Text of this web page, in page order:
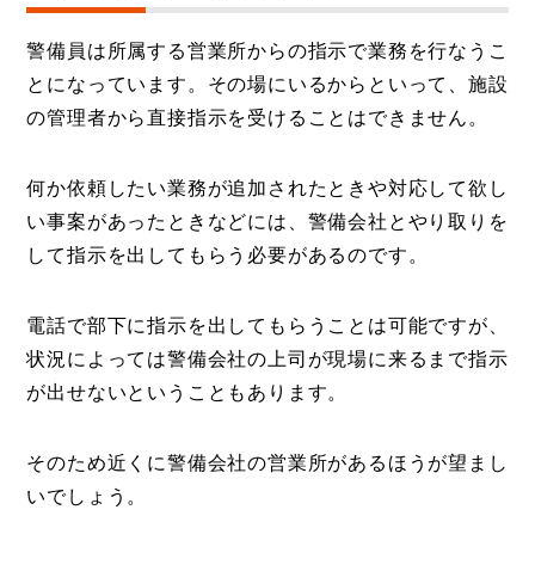
警備員は所属する営業所からの指示で業務を行なうこ
とになっています。その場にいるからといって、施設
の管理者から直接指示を受けることはできません。
何か依頼したい業務が追加されたときや対応して欲し
い事案があったときなどには、警備会社とやり取りを
して指示を出してもらう必要があるのです。
電話で部下に指示を出してもらうことは可能ですが、
状況によっては警備会社の上司が現場に来るまで指示
が出せないということもあります。
そのため近くに警備会社の営業所があるほうが望まし
いでしょう。